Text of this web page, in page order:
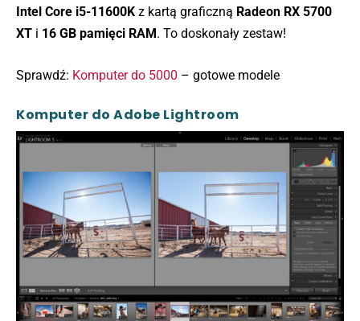
Intel Core i5-11600K z kartą graficzną Radeon RX 5700
XT i 16 GB pamięci RAM. To doskonały zestaw!
Sprawdź: Komputer do 5000 – gotowe modele
Komputer do Adobe Lightroom